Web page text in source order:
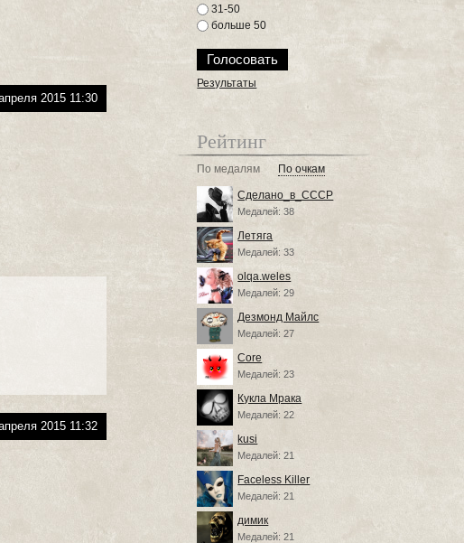
2015 11:30
2015 11:32
31-50
больше 50
Результаты
Рейтинг
По медалям По очкам
Сделано_в_СССР
Медалей: 38
Летяга
Медалей: 33
olqa.weles
Медалей: 29
Дезмонд Майлс
Медалей: 27
Core
Медалей: 23
Кукла Мрака
Медалей: 22
kusi
Медалей: 21
Faceless Killer
Медалей: 21
димик
Медалей: 21